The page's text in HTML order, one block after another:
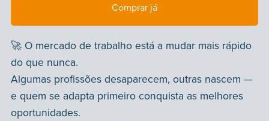
Comprar já
🚀 O mercado de trabalho está a mudar mais rápido
do que nunca.
Algumas profissões desaparecem, outras nascem —
e quem se adapta primeiro conquista as melhores
oportunidades.